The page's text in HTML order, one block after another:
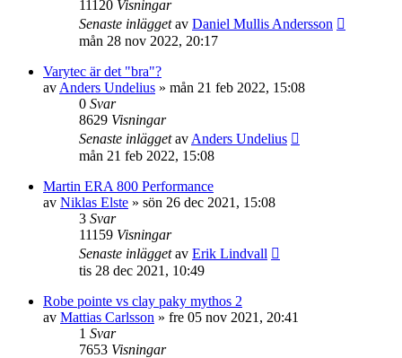
11120 Visningar
Senaste inläggetav Daniel Mullis Andersson
mån 28 nov 2022, 20:17
Varytec är det "bra"?
av Anders Undelius » mån 21 feb 2022, 15:08
0 Svar
8629 Visningar
Senaste inläggetav Anders Undelius
mån 21 feb 2022, 15:08
Martin ERA 800 Performance
av Niklas Elste » sön 26 dec 2021, 15:08
3 Svar
11159 Visningar
Senaste inläggetav Erik Lindvall
tis 28 dec 2021, 10:49
Robe pointe vs clay paky mythos 2
av Mattias Carlsson » fre 05 nov 2021, 20:41
1 Svar
7653 Visningar